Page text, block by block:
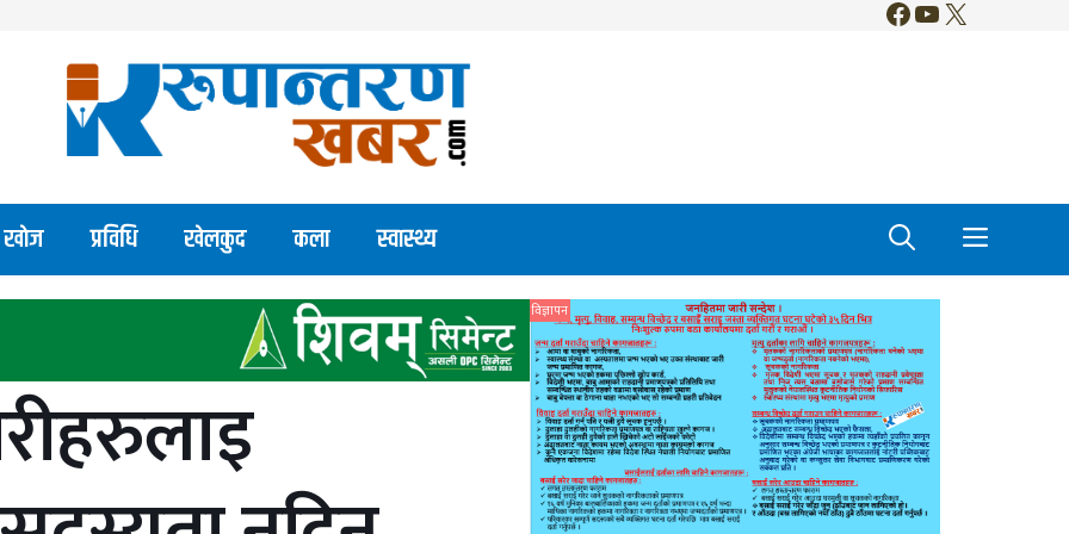
Facebook
YouTube
X
खाेज प्रविधि खेलकुद कला स्वास्थ्य
विज्ञापन